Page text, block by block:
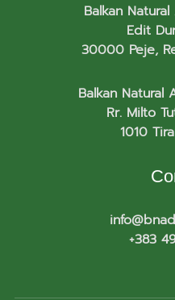
Balkan
Edit
30000 Peje,
Balkan Natural
Rr. Milto
1010
+383